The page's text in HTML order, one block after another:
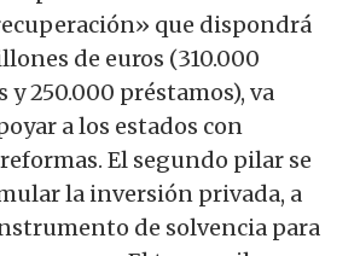
que dispondrá
de euros (310.000
250.000 préstamos), va
a los estados con
El segundo pilar se
la inversión privada, a
de solvencia para